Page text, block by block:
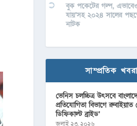
বুক পকেটের গল্প,
যায়’সহ ২০২৪ সালের
নাটক
সাম্প্রতিক
ভেনিস চলচ্চিত্র উৎসবে
প্রতিযোগিতা বিভাগে রুবাইয়াত
ডিফিকাল্ট ব্রাইড’
জুলাই ২৩, ২০২৬